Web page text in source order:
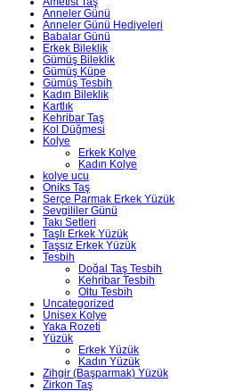
Anneler Günü
Anneler Günü Hediyeleri
Babalar Günü
Erkek Bileklik
Gümüş Bileklik
Gümüş Küpe
Gümüş Tesbih
Kadın Bileklik
Kartlık
Kehribar Taş
Kol Düğmesi
Kolye
Erkek Kolye
Kadın Kolye
kolye ucu
Oniks Taş
Serçe Parmak Erkek Yüzük
Sevgililer Günü
Takı Setleri
Taşlı Erkek Yüzük
Taşsız Erkek Yüzük
Tesbih
Doğal Taş Tesbih
Kehribar Tesbih
Oltu Tesbih
Uncategorized
Unisex Kolye
Yaka Rozeti
Yüzük
Erkek Yüzük
Kadın Yüzük
Zihgir (Başparmak) Yüzük
Zirkon Taş